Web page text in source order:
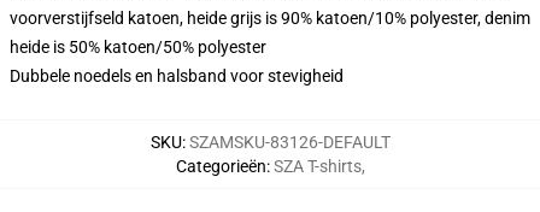
voorverstijfseld katoen, heide grijs is 90% katoen/10% polyester, denim
heide is 50% katoen/50% polyester
Dubbele noedels en halsband voor stevigheid
SKU:SZAMSKU-83126-DEFAULT
Categorieën:SZA T-shirts,